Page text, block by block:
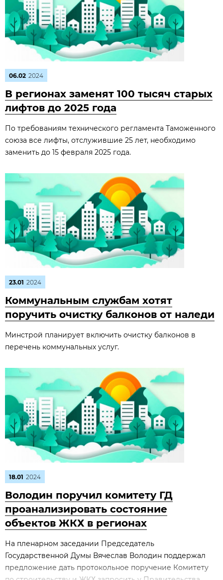
06.02 2024
В регионах заменят 100 тысяч старых
лифтов до 2025 года
По требованиям технического регламента Таможенного
союза все лифты, отслужившие 25 лет, необходимо
заменить до 15 февраля 2025 года.
23.01 2024
Коммунальным службам хотят
поручить очистку балконов от наледи
Минстрой планирует включить очистку балконов в
перечень коммунальных услуг.
18.01 2024
Володин поручил комитету ГД
проанализировать состояние
объектов ЖКХ в регионах
На пленарном заседании Председатель
Государственной Думы Вячеслав Володин поддержал
предложение дать протокольное поручение Комитету